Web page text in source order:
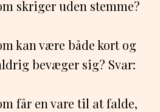
skriger uden stemme?
kan være både kort og
bevæger sig? Svar:
får en vare til at falde,